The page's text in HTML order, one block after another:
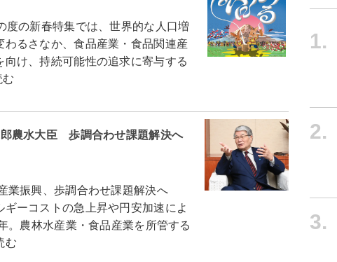
の新春特集では、世界的な人口増
るさなか、食品産業・食品関連産
け、持続可能性の追求に寄与する
農水大臣 歩調合わせ課題解決へ
振興、歩調合わせ課題解決へ
ーコストの急上昇や円安加速によ
。農林水産業・食品産業を所管する
む
1.
2.
3.